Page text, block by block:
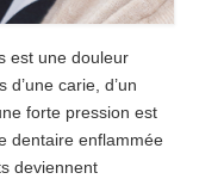
est une douleur
carie, d’un
forte pression est
dentaire enflammée
deviennent